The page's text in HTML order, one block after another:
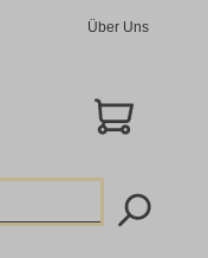
Über Uns